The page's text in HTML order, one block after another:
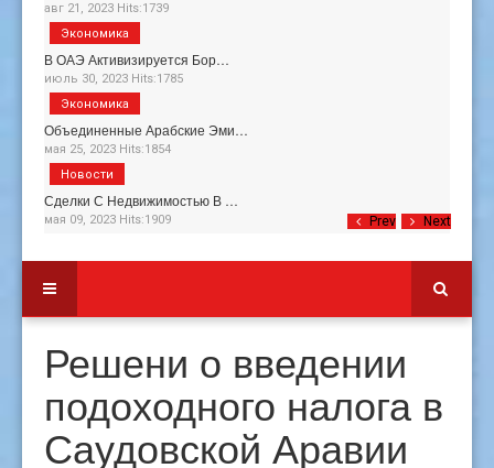
Prev Next
авг 21, 2023 Hits:1739
В ОАЭ Активизируется Бор…
июль 30, 2023 Hits:1785
Экономика
Объединенные Арабские Эми…
мая 25, 2023 Hits:1854
Экономика
Сделки С Недвижимостью В …
мая 09, 2023 Hits:1909
Новости
Решени о введении
подоходного налога в
Саудовской Аравии